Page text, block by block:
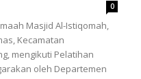
0
Masjid Al-Istiqomah,
Kecamatan
mengikuti Pelatihan
oleh Departemen